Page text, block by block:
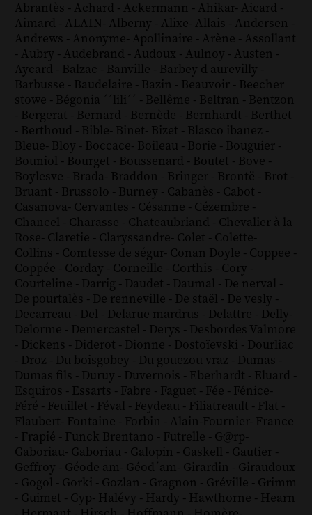
Abrantès - Achard - Ackermann - Ahikar- Aicard -
Aimard - ALAIN- Alberny - Alixe- Allais - Andersen -
Andrews - Anonyme- Apollinaire - Arène - Assollant
- Aubry - Audebrand - Audoux - Aulnoy - Austen -
Aycard - Balzac - Banville - Barbey d aurevilly -
Barbusse - Baudelaire - Bazin - Beauvoir - Beecher
stowe - Bégonia ´´lili´´ - Bellême - Beltran - Bentzon
- Bergerat - Bernard - Bernède - Bernhardt - Berthet
- Berthoud - Bible- Binet- Bizet - Blasco ibanez -
Bleue- Bloy - Boccace- Boileau - Borie - Bouguier -
Bouniol - Bourget - Boussenard - Boutet - Bove -
Boylesve - Brada- Braddon - Bringer - Brontë - Brot -
Bruant - Brussolo - Burney - Cabanès - Cabot -
Casanova- Cervantes - Césanne - Cézembre -
Chancel - Charasse - Chateaubriand - Chevalier à la
Rose- Claretie - Claryssandre- Colet - Colette-
Collins - Comtesse de ségur- Conan Doyle - Coppee -
Coppée - Corday - Corneille - Corthis - Cory -
Courteline - Darrig - Daudet - Daumal - De nerval -
De pourtalès - De renneville - De staël - De vesly -
Decarreau - Del - Delarue mardrus - Delattre - Delly-
Delorme - Demercastel - Derys - Desbordes Valmore
- Dickens - Diderot - Dionne - Dostoïevski - Dourliac
- Droz - Du boisgobey - Du gouezou vraz - Dumas -
Dumas fils - Duruy - Duvernois - Eberhardt - Eluard -
Esquiros - Essarts - Fabre - Faguet - Fée - Fénice-
Féré - Feuillet - Féval - Feydeau - Filiatreault - Flat -
Flaubert- Fontaine - Forbin - Alain-Fournier- France
- Frapié - Funck Brentano - Futrelle - G@rp-
Gaboriau- Gaboriau - Galopin - Gaskell - Gautier -
Geffroy - Géode am- Géod´am- Girardin - Giraudoux
- Gogol - Gorki - Gozlan - Gragnon - Gréville - Grimm
- Guimet - Gyp- Halévy - Hardy - Hawthorne - Hearn